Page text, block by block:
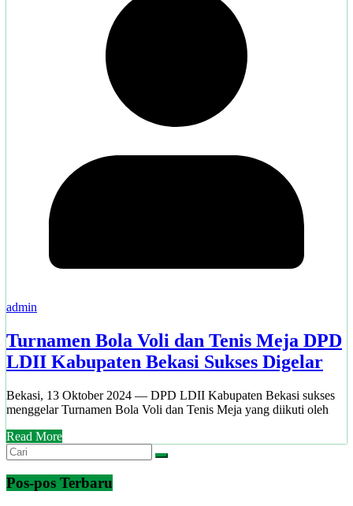
admin
Turnamen Bola Voli dan Tenis Meja DPD
LDII Kabupaten Bekasi Sukses Digelar
Bekasi, 13 Oktober 2024 — DPD LDII Kabupaten Bekasi sukses
menggelar Turnamen Bola Voli dan Tenis Meja yang diikuti oleh
Read More
Pos-pos Terbaru